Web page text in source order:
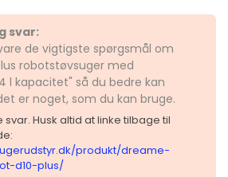
svar:
de vigtigste spørgsmål om
robotstøvsuger med
l kapacitet" så du bedre kan
er noget, som du kan bruge.
Husk altid at linke tilbage til
produkt/dreame-
d10-plus/